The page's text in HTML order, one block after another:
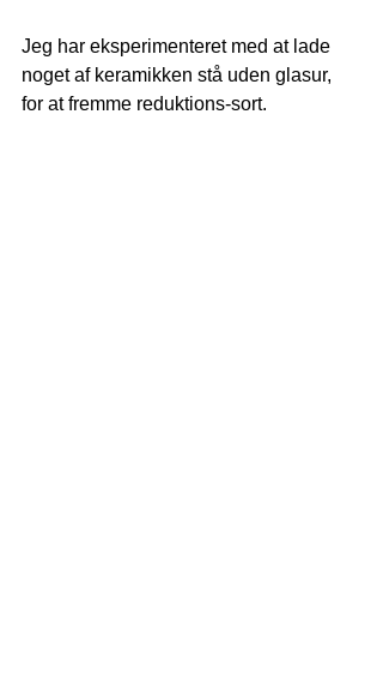
Jeg har eksperimenteret med at lade
noget af keramikken stå uden glasur,
for at fremme reduktions-sort.